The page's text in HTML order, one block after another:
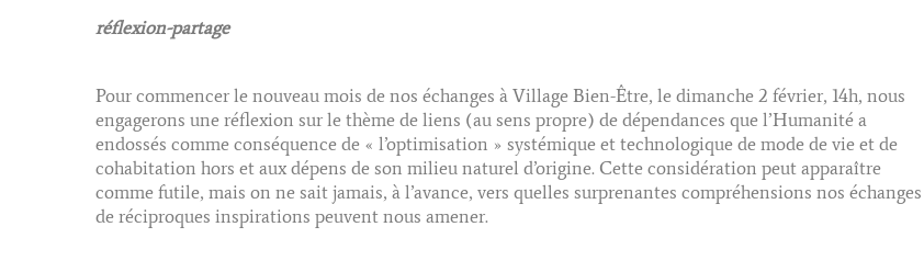
réflexion-partage
Pour commencer le nouveau mois de nos échanges à Village Bien-Être, le dimanche 2 février, 14h, nous
engagerons une réflexion sur le thème de liens (au sens propre) de dépendances que l’Humanité a
endossés comme conséquence de « l’optimisation » systémique et technologique de mode de vie et de
cohabitation hors et aux dépens de son milieu naturel d’origine. Cette considération peut apparaître
comme futile, mais on ne sait jamais, à l’avance, vers quelles surprenantes compréhensions nos échanges
de réciproques inspirations peuvent nous amener.